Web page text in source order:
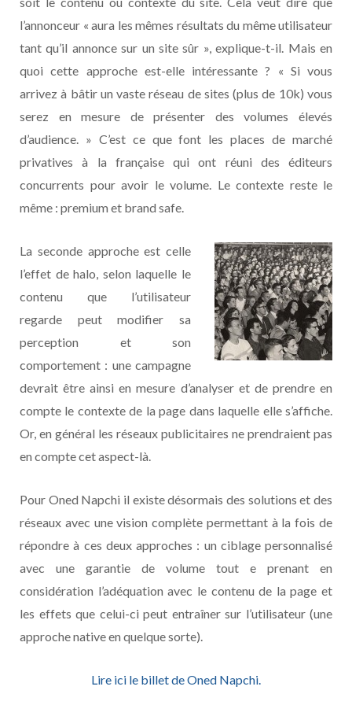
l’annonceur « aura les mêmes résultats du même utilisateur
tant qu’il annonce sur un site sûr », explique-t-il. Mais en
quoi cette approche est-elle intéressante ? « Si vous
arrivez à bâtir un vaste réseau de sites (plus de 10k) vous
serez en mesure de présenter des volumes élevés
d’audience. » C’est ce que font les places de marché
privatives à la française qui ont réuni des éditeurs
concurrents pour avoir le volume. Le contexte reste le
même : premium et brand safe.
La seconde approche est celle
l’effet de halo, selon laquelle le
contenu que l’utilisateur
regarde peut modifier sa
perception et son
comportement : une campagne
devrait être ainsi en mesure d’analyser et de prendre en
compte le contexte de la page dans laquelle elle s’affiche.
Or, en général les réseaux publicitaires ne prendraient pas
en compte cet aspect-là.
Pour Oned Napchi il existe désormais des solutions et des
réseaux avec une vision complète permettant à la fois de
répondre à ces deux approches : un ciblage personnalisé
avec une garantie de volume tout e prenant en
considération l’adéquation avec le contenu de la page et
les effets que celui-ci peut entraîner sur l’utilisateur (une
approche native en quelque sorte).
Lire ici le billet de Oned Napchi.